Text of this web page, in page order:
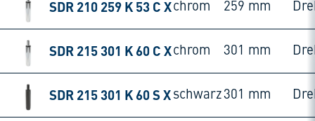
SDR 210 259 K 53 C Xchrom 259 mm
SDR 215 301 K 60 C Xchrom 301 mm
SDR 215 301 K 60 S X schwarz301 mm